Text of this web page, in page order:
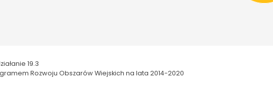
19.3
Rozwoju Obszarów Wiejskich na lata 2014-2020